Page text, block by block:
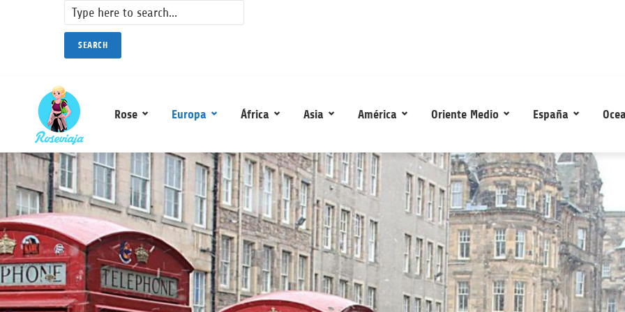
SEARCH
Rose Europa África Asia América Oriente Medio España